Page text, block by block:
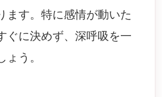
ます。特に感情が動いた
ぐに決めず、深呼吸を一
ょう。